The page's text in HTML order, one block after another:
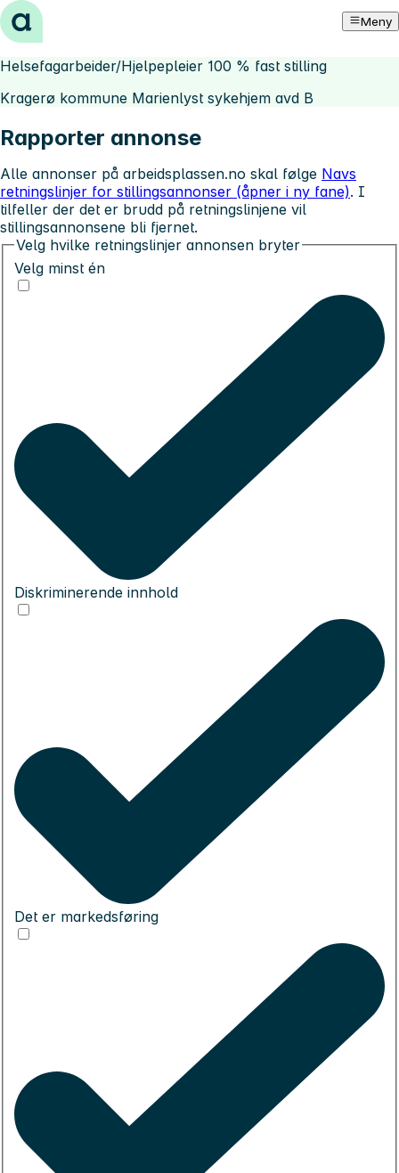
Hopp til innhold Meny
Helsefagarbeider/Hjelpepleier 100 % fast stilling
Kragerø kommune Marienlyst sykehjem avd B
Rapporter annonse
Alle annonser på arbeidsplassen.no skal følge Navs
retningslinjer for stillingsannonser (åpner i ny fane). I
tilfeller der det er brudd på retningslinjene vil
stillingsannonsene bli fjernet.
Velg hvilke retningslinjer annonsen bryter
Velg minst én
Diskriminerende innhold
Det er markedsføring